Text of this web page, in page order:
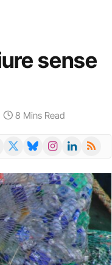
sense
8 Mins Read
BlueskyInstagramLinkedIn
RSS